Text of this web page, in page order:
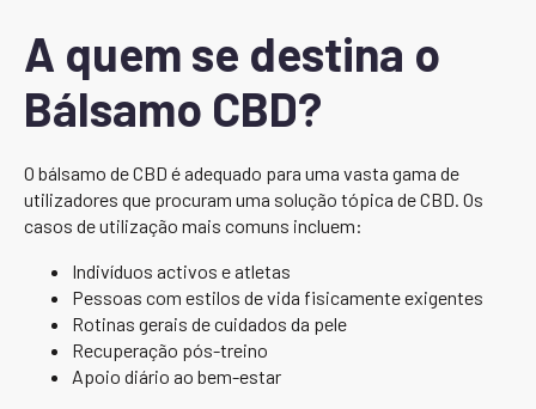
A quem se destina o
Bálsamo CBD?
O bálsamo de CBD é adequado para uma vasta gama de
utilizadores que procuram uma solução tópica de CBD. Os
casos de utilização mais comuns incluem:
Indivíduos activos e atletas
Pessoas com estilos de vida fisicamente exigentes
Rotinas gerais de cuidados da pele
Recuperação pós-treino
Apoio diário ao bem-estar